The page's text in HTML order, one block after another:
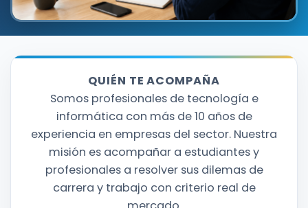
QUIÉN TE ACOMPAÑA
Somos profesionales de tecnología e
informática con más de 10 años de
experiencia en empresas del sector. Nuestra
misión es acompañar a estudiantes y
profesionales a resolver sus dilemas de
carrera y trabajo con criterio real de